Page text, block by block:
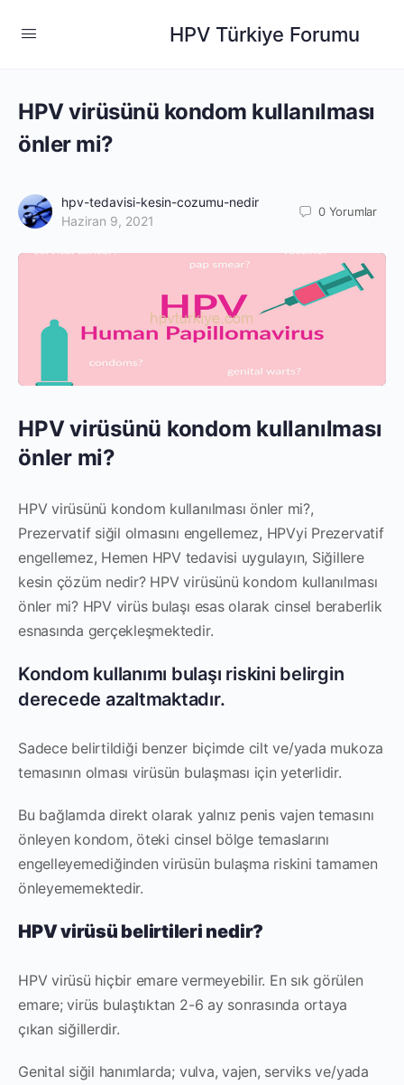
HPV Türkiye Forumu
HPV virüsünü kondom kullanılması
önler mi?
hpv-tedavisi-kesin-cozumu-nedir
Haziran 9, 2021
0 Yorumlar
HPV virüsünü kondom kullanılması
önler mi?
HPV virüsünü kondom kullanılması önler mi?,
Prezervatif siğil olmasını engellemez, HPVyi Prezervatif
engellemez, Hemen HPV tedavisi uygulayın, Siğillere
kesin çözüm nedir? HPV virüsünü kondom kullanılması
önler mi? HPV virüs bulaşı esas olarak cinsel beraberlik
esnasında gerçekleşmektedir.
Kondom kullanımı bulaşı riskini belirgin
derecede azaltmaktadır.
Sadece belirtildiği benzer biçimde cilt ve/yada mukoza
temasının olması virüsün bulaşması için yeterlidir.
Bu bağlamda direkt olarak yalnız penis vajen temasını
önleyen kondom, öteki cinsel bölge temaslarını
engelleyemediğinden virüsün bulaşma riskini tamamen
önleyememektedir.
HPV virüsü belirtileri nedir?
HPV virüsü hiçbir emare vermeyebilir. En sık görülen
emare; virüs bulaştıktan 2-6 ay sonrasında ortaya
çıkan siğillerdir.
Genital siğil hanımlarda; vulva, vajen, serviks ve/yada